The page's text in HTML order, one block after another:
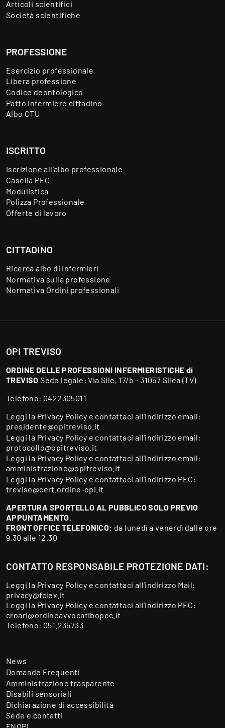
Articoli scientifici
Società scientifiche
PROFESSIONE
Esercizio professionale
Libera professione
Codice deontologico
Patto infermiere cittadino
Albo CTU
ISCRITTO
Iscrizione all’albo professionale
Casella PEC
Modulistica
Polizza Professionale
Offerte di lavoro
CITTADINO
Ricerca albo di infermieri
Normativa sulla professione
Normativa Ordini professionali
OPI TREVISO
ORDINE DELLE PROFESSIONI INFERMIERISTICHE di
TREVISO Sede legale: Via Sile, 17/b - 31057 Silea (TV)
Telefono: 0422305011
Leggi la Privacy Policy e contattaci all'indirizzo email:
presidente@opitreviso.it
Leggi la Privacy Policy e contattaci all'indirizzo email:
protocollo@opitreviso.it
Leggi la Privacy Policy e contattaci all'indirizzo email:
amministrazione@opitreviso.it
Leggi la Privacy Policy e contattaci all'indirizzo PEC:
treviso@cert.ordine-opi.it
APERTURA SPORTELLO AL PUBBLICO SOLO PREVIO
APPUNTAMENTO.
FRONT OFFICE TELEFONICO: da lunedì a venerdì dalle ore
9.30 alle 12.30
CONTATTO RESPONSABILE PROTEZIONE DATI:
Leggi la Privacy Policy e contattaci all’indirizzo Mail:
privacy@fclex.it
Leggi la Privacy Policy e contattaci all’indirizzo PEC:
croari@ordineavvocatibopec.it
Telefono: 051.235733
News
Domande Frequenti
Amministrazione trasparente
Disabili sensoriali
Dichiarazione di accessibilità
Sede e contatti